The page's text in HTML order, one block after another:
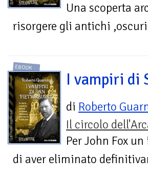
Una scoperta
risorgere gli antichi
EBOOK
I vampiri di
di Roberto
Il circolo
Per John Fox
di aver eliminato